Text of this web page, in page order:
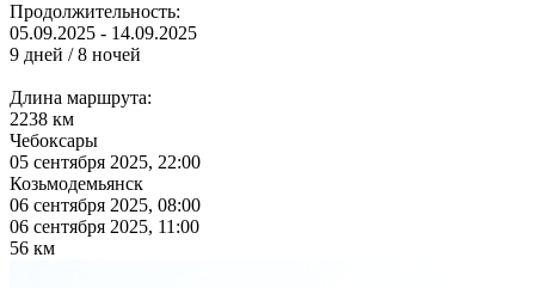
Продолжительность:
05.09.2025 - 14.09.2025
9 дней / 8 ночей
Длина маршрута:
2238 км
Чебоксары
05 сентября 2025, 22:00
Козьмодемьянск
06 сентября 2025, 08:00
06 сентября 2025, 11:00
56 км